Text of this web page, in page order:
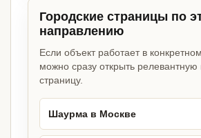
Городские страницы по
направлению
Если объект работает в
можно сразу открыть релевантную
страницу.
Шаурма в Москве